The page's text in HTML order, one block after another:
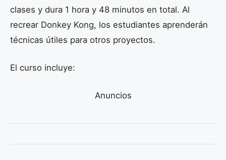
clases y dura 1 hora y 48 minutos en total. Al
recrear Donkey Kong, los estudiantes aprenderán
técnicas útiles para otros proyectos.
El curso incluye:
Anuncios